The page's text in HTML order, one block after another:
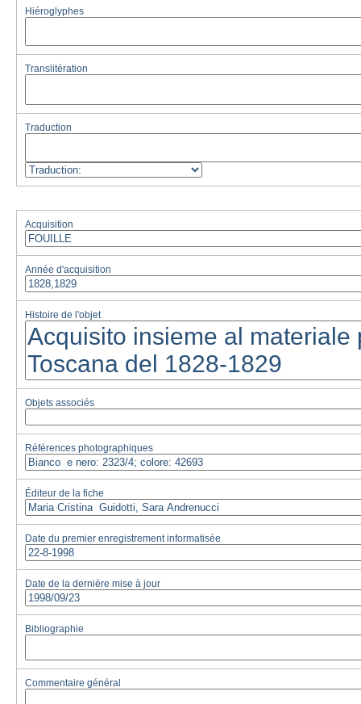
Hiéroglyphes
Translitération
Traduction
Acquisition
Année d'acquisition
Histoire de l'objet
Objets associés
Références photographiques
Éditeur de la fiche
Date du premier enregistrement informatisée
Date de la dernière mise à jour
Bibliographie
Commentaire général